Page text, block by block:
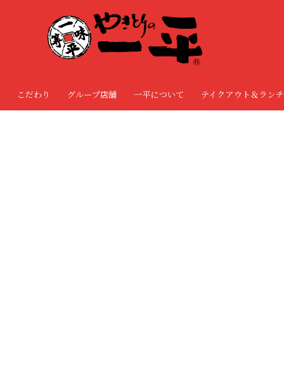
こだわり グループ店舗 一平について テイクアウト＆ランチ